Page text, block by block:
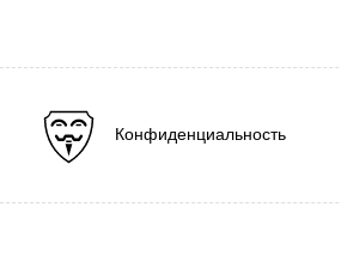
Конфиденциальность